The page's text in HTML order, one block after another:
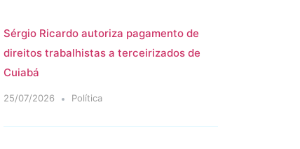
Sérgio Ricardo autoriza pagamento de
direitos trabalhistas a terceirizados de
Cuiabá
25/07/2026 Política